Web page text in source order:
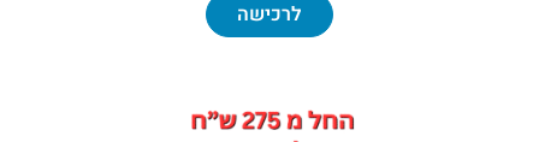
לרכישה